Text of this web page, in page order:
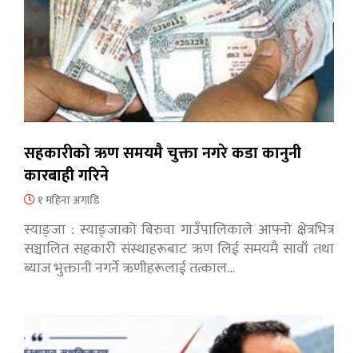
सहकारीको ऋण समयमै चुक्ता नगरे कडा कानुनी
कारबाही गरिने
१ महिना अगाडि
स्याङ्जा : स्याङ्जाको बिरुवा गाउँपालिकाले आफ्नो क्षेत्रभित्र
सञ्चालित सहकारी संस्थाहरूबाट ऋण लिई समयमै सावाँ तथा
ब्याज भुक्तानी नगर्ने ऋणीहरूलाई तत्काल…